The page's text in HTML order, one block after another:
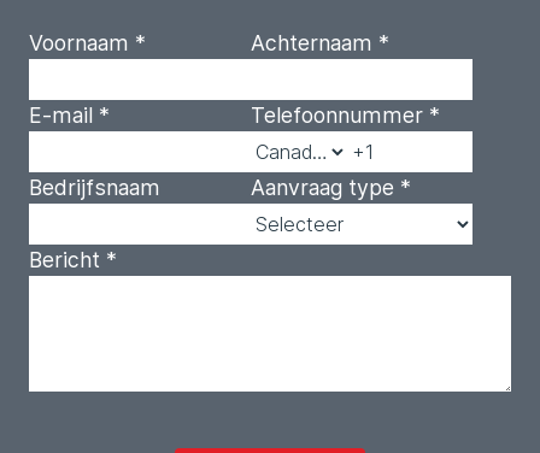
Voornaam * Achternaam *
E-mail * Telefoonnummer *
Bedrijfsnaam Aanvraag type *
Bericht *